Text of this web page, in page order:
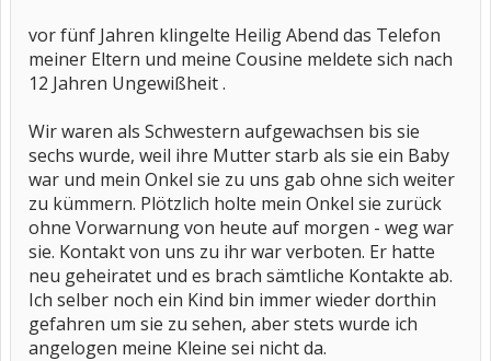
vor fünf Jahren klingelte Heilig Abend das Telefon
meiner Eltern und meine Cousine meldete sich nach
12 Jahren Ungewißheit .
Wir waren als Schwestern aufgewachsen bis sie
sechs wurde, weil ihre Mutter starb als sie ein Baby
war und mein Onkel sie zu uns gab ohne sich weiter
zu kümmern. Plötzlich holte mein Onkel sie zurück
ohne Vorwarnung von heute auf morgen - weg war
sie. Kontakt von uns zu ihr war verboten. Er hatte
neu geheiratet und es brach sämtliche Kontakte ab.
Ich selber noch ein Kind bin immer wieder dorthin
gefahren um sie zu sehen, aber stets wurde ich
angelogen meine Kleine sei nicht da.